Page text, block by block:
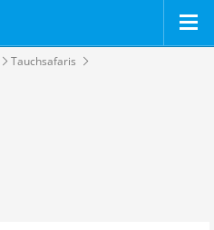
Tauchsafaris